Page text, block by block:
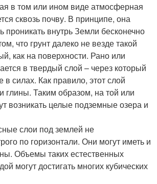
в том или ином виде атмосферная
сквозь почву. В принципе, она
проникать внутрь Земли бесконечно
что грунт далеко не везде такой
как на поверхности. Рано или
в твердый слой – через который
в силах. Как правило, этот слой
глины. Таким образом, на той или
возникать целые подземные озера и
слои под землей не
по горизонтали. Они могут иметь и
Объемы таких естественных
могут достигать многих кубических